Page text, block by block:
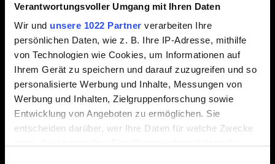
Verantwortungsvoller Umgang mit Ihren Daten
Wir und unsere 1022 Partner verarbeiten Ihre
persönlichen Daten, wie z. B. Ihre IP-Adresse, mithilfe
von Technologien wie Cookies, um Informationen auf
Ihrem Gerät zu speichern und darauf zuzugreifen und so
personalisierte Werbung und Inhalte, Messungen von
Werbung und Inhalten, Zielgruppenforschung sowie
Entwicklung von Angeboten zu ermöglichen. Sie
entscheiden darüber, wer Ihre Daten für welche Zwecke
Wir werden einen einmaligen Code an die mit deinem
Konto verbundene E-Mail-Adresse senden, um
sicherzustellen, dass das Konto dir gehört. Anschließend
kann das verknüpfte Plattformkonto als alternative
Authentifizierungsmethode für dein CD PROJEKT RED-
Konto verwendet werden.